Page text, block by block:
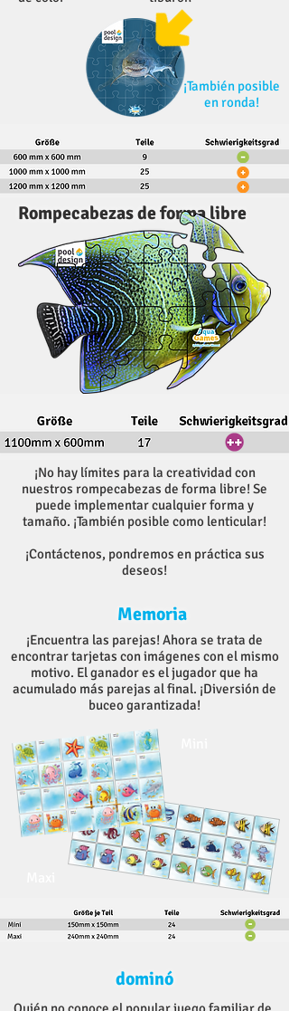
¡También posible
en ronda!
Rompecabezas de forma libre
¡No hay límites para la creatividad con
nuestros rompecabezas de forma libre! Se
puede implementar cualquier forma y
tamaño. ¡También posible como lenticular!
¡Contáctenos, pondremos en práctica sus
deseos!
Memoria
¡Encuentra las parejas! Ahora se trata de
encontrar tarjetas con imágenes con el mismo
motivo. El ganador es el jugador que ha
acumulado más parejas al final. ¡Diversión de
buceo garantizada!
dominó